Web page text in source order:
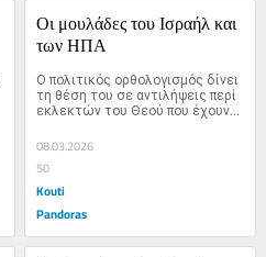
Οι μουλάδες του Ισραήλ και
των ΗΠΑ
Ο πολιτικός ορθολογισμός δίνει
τη θέση του σε αντιλήψεις περί
εκλεκτών του Θεού που έχουν…
08.03.2026
50
Kouti
Pandoras